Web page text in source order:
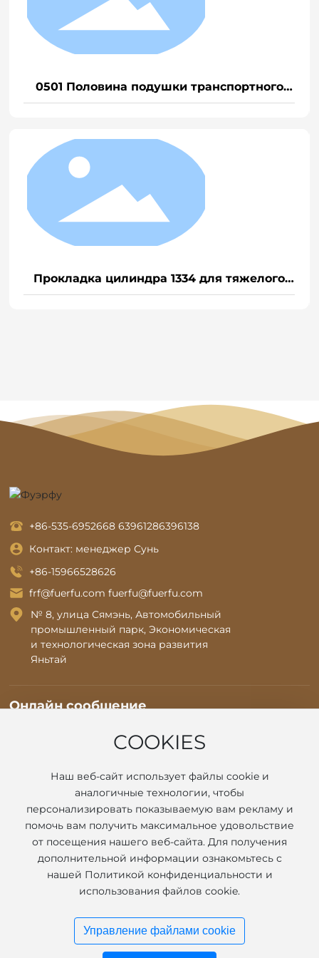
0501 Половина подушки транспортного
средства для тяжелого грузовика EGR
Прокладка цилиндра 1334 для тяжелого
грузовика D12/Weichai P12 (Общая)
+86-535-6952668 63961286396138
Контакт: менеджер Сунь
+86-15966528626
frf@fuerfu.com fuerfu@fuerfu.com
№ 8, улица Сямэнь, Автомобильный
промышленный парк, Экономическая
и технологическая зона развития
Яньтай
Онлайн сообщение
информацию и поддерживайте связь, мы свяжемся с вами как
Отправить сообщение
Yantai Fuerfu Sealing Gasket Plate Co., Ltd.
Лицензия на ведение бизнеса
COOKIES
Наш веб-сайт использует файлы cookie и
аналогичные технологии, чтобы
персонализировать показываемую вам рекламу и
помочь вам получить максимальное удовольствие
от посещения нашего веб-сайта. Для получения
дополнительной информации ознакомьтесь с
нашей Политикой конфиденциальности и
использования файлов cookie.
Управление файлами cookie